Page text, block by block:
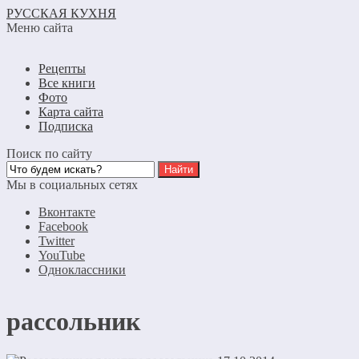
РУССКАЯ КУХНЯ
Меню сайта
Рецепты
Все книги
Фото
Карта сайта
Подписка
Поиск по сайту
Мы в социальных сетях
Вконтакте
Facebook
Twitter
YouTube
Одноклассники
рассольник